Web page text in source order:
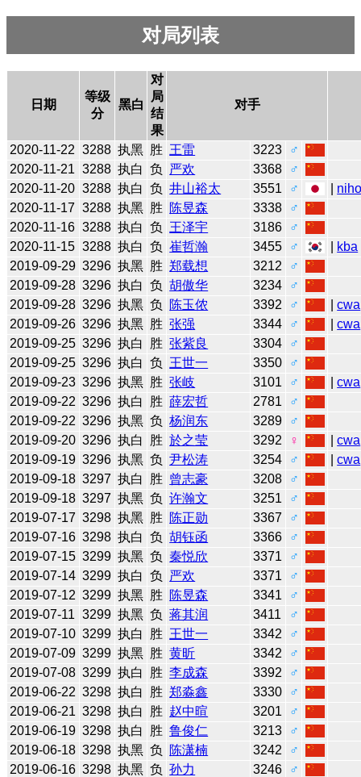
对局列表
日期
等级
分
黑白
对
局
结
果
对手
2020-11-22 3288 执黑 胜 王雷 3223
♂
2020-11-21 3288 执白 负 严欢 3368
♂
2020-11-20 3288 执白 负 井山裕太 3551 ♂
2020-11-17 3288 执黑 胜 陈昱森 3338
♂
2020-11-16 3288 执白 负 王泽宇 3186
♂
2020-11-15 3288 执白 负 崔哲瀚 3455 ♂ kba
2019-09-29 3296 执黑 胜 郑载想 3212
♂
2019-09-28 3296 执白 负 胡傲华 3234
♂
2019-09-28 3296 执黑 负 陈玉侬 3392 ♂ |cwa
2019-09-26 3296 执黑 胜 张强 3344 ♂ |cwa
2019-09-25 3296 执白 胜 张紫良 3304
♂
2019-09-25 3296 执白 负 王世一 3350
♂
2019-09-23 3296 执黑 胜 张岐 3101 ♂ |cwa
2019-09-22 3296 执白 胜 薛宏哲 2781
♂
2019-09-22 3296 执黑 负 杨润东 3289
♂
2019-09-20 3296 执白 胜 於之莹 3292 ♀ |cwa
2019-09-19 3296 执黑 负 尹松涛 3254 ♂ |cwa
2019-09-18 3297 执白 胜 曾志豪 3208
♂
2019-09-18 3297 执黑 负 许瀚文 3251
♂
2019-07-17 3298 执黑 胜 陈正勋 3367
♂
2019-07-16 3298 执白 负 胡钰函 3366
♂
2019-07-15 3299 执黑 负 秦悦欣 3371
♂
2019-07-14 3299 执白 负 严欢 3371
♂
2019-07-12 3299 执黑 胜 陈昱森 3341
♂
2019-07-11 3299 执黑 负 蒋其润 3411
♂
2019-07-10 3299 执白 胜 王世一 3342
♂
2019-07-09 3299 执黑 胜 黄昕 3342
♂
2019-07-08 3299 执白 胜 李成森 3392
♂
2019-06-22 3298 执白 胜 郑淼鑫 3330
♂
2019-06-21 3298 执白 胜 赵中暄 3201
♂
2019-06-19 3298 执白 胜 鲁俊仁 3213
♂
2019-06-18 3298 执黑 负 陈潇楠 3242
♂
2019-06-16 3298 执黑 负 孙力 3246
♂